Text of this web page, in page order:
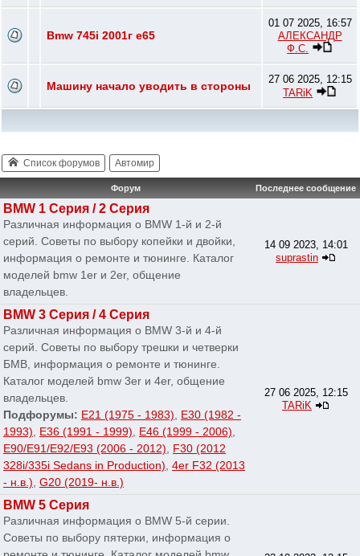
Bmw 745i 2001г e65
01 07 2025, 16:57
АЛЕКСАНДР
Ф.С.
Машину начало уводить в стороны
27 06 2025, 12:15
TARiK
Список форумов Автомир
Форум Последнее сообщение
BMW 1 Серия / 2 Серия
Различная информация о BMW 1-й и 2-й
серий. Советы по выбору копейки и двойки,
информация о ремонте и тюнинге. Каталог
моделей bmw 1er и 2er, общение
владельцев.
14 09 2023, 14:01
suprastin
BMW 3 Серия / 4 Серия
Различная информация о BMW 3-й и 4-й
серий. Советы по выбору трешки и четверки
БМВ, информация о ремонте и тюнинге.
Каталог моделей bmw 3er и 4er, общение
владельцев.
Подфорумы: E21 (1975 - 1983), E30 (1982 -
1993), E36 (1991 - 1999), E46 (1999 - 2006),
E90/E91/E92/E93 (2006 - 2012), F30 (2012
328i/335i Sedans in Production), 4er F32 (2013
- н.в.), G20 (2019- н.в.)
27 06 2025, 12:15
TARiK
BMW 5 Серия
Различная информация о BMW 5-й серии.
Советы по выбору пятерки, информация о